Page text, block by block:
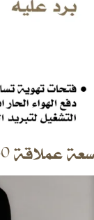
سعة عملاقة 60 لتر